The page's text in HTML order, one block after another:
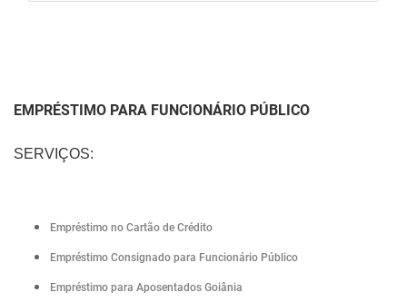
EMPRÉSTIMO PARA FUNCIONÁRIO PÚBLICO
SERVIÇOS:
Empréstimo no Cartão de Crédito
Empréstimo Consignado para Funcionário Público
Empréstimo para Aposentados Goiânia